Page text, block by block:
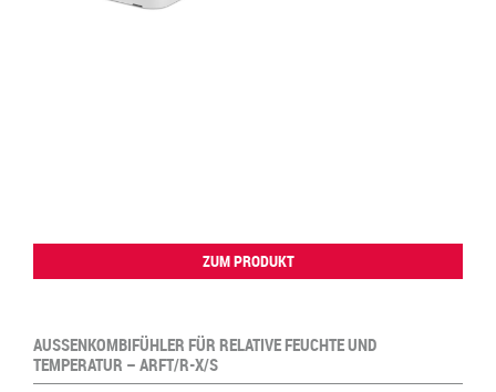
ZUM PRODUKT
AUSSENKOMBIFÜHLER FÜR RELATIVE FEUCHTE UND
TEMPERATUR – ARFT/R-X/S